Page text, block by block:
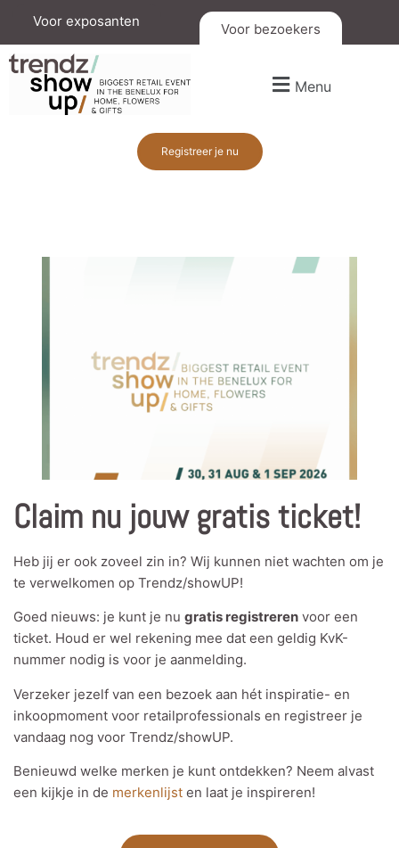
Voor exposanten Voor bezoekers
Menu
Registreer je nu
Claim nu jouw gratis ticket!
Heb jij er ook zoveel zin in? Wij kunnen niet wachten om je
te verwelkomen op Trendz/showUP!
Goed nieuws: je kunt je nu gratis registreren voor een
ticket. Houd er wel rekening mee dat een geldig KvK-
nummer nodig is voor je aanmelding.
Verzeker jezelf van een bezoek aan hét inspiratie- en
inkoopmoment voor retailprofessionals en registreer je
vandaag nog voor Trendz/showUP.
Benieuwd welke merken je kunt ontdekken? Neem alvast
een kijkje in de merkenlijst en laat je inspireren!